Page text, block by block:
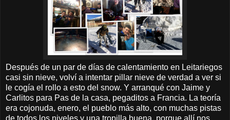
Después de un par de días de calentamiento en Leitariegos
casi sin nieve, volví a intentar pillar nieve de verdad a ver si
le cogía el rollo a esto del snow. Y arranqué con Jaime y
Carlitos para Pas de la casa, pegaditos a Francia. La teoría
era cojonuda, enero, el pueblo más alto, con muchas pistas
de todos los niveles y una tropilla buena, porque allí nos